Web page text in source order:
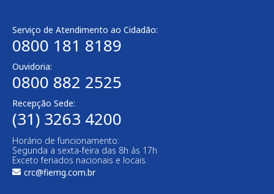
Serviço de Atendimento ao Cidadão:
0800 181 8189
Ouvidoria:
0800 882 2525​
Recepção Sede:
(31) 3263 4200
Horário de funcionamento:
Segunda a sexta-feira das 8h às 17h
Exceto feriados nacionais e locais.
crc@fiemg.com.br